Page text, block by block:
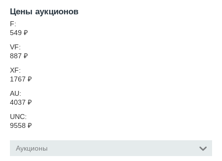
Цены аукционов
F:
549 ₽
VF:
887 ₽
XF:
1767 ₽
AU:
4037 ₽
UNC:
9558 ₽
Аукционы